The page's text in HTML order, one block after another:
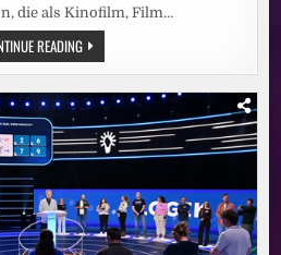
die als Kinofilm, Film…
READINGMEDIEN-
INFO:
BRANCHENWEITE
ALTERSVORSORGE
FÜR
FILMSCHAFFENDE
–
VER.DI
TARIFPARTNER
STELLEN
ANTRAG
AUF
ALLGEMEINVERBINDLICHKEIT